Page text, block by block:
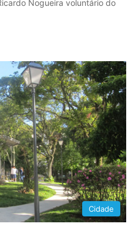
Nogueira voluntário do
Cidade